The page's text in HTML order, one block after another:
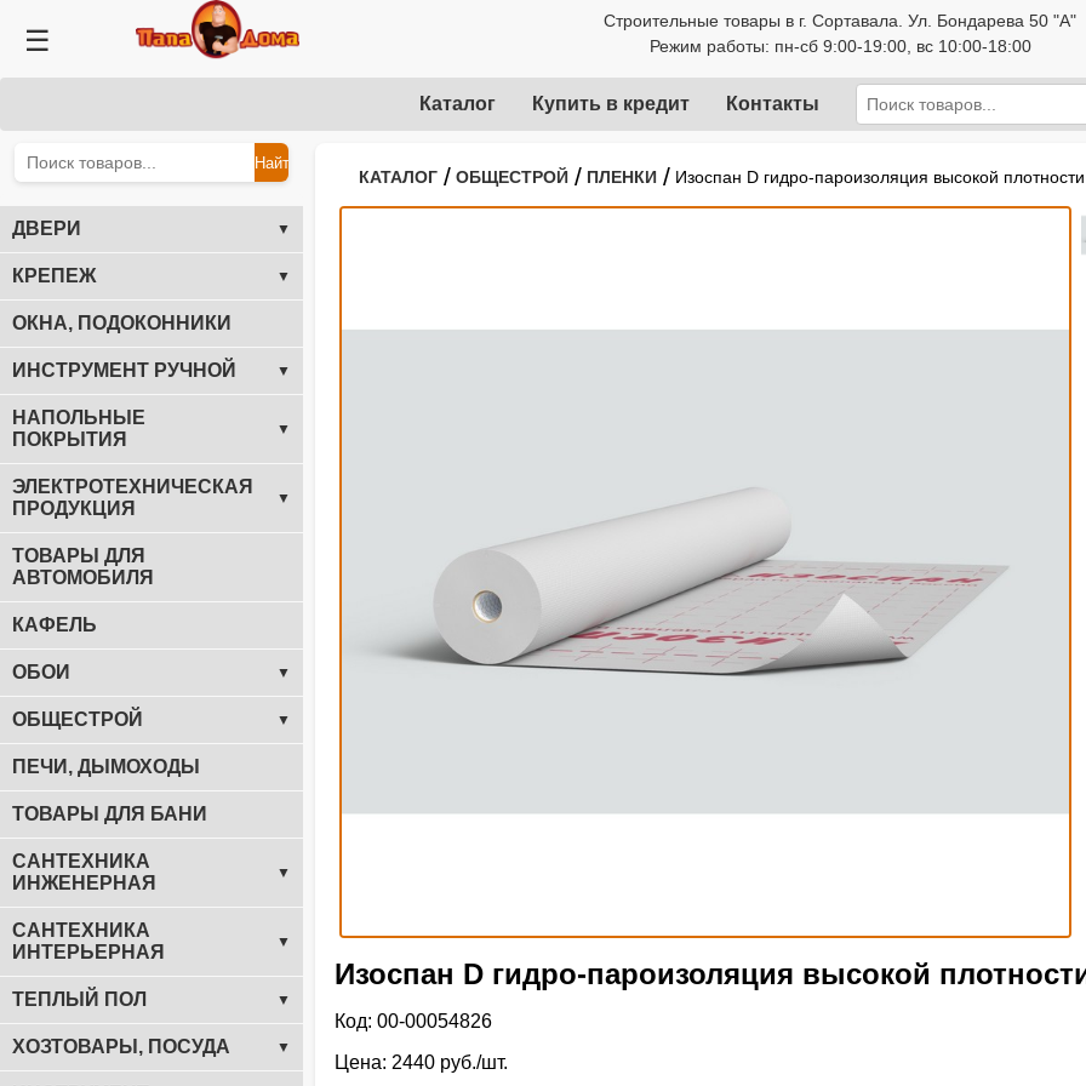
☰
Строительные товары в г. Сортавала. Ул. Бондарева 50 "А"
Режим работы: пн-сб 9:00-19:00, вс 10:00-18:00
Каталог Купить в кредит Контакты
Найти
ДВЕРИ ▼
КРЕПЕЖ ▼
ОКНА, ПОДОКОННИКИ
ИНСТРУМЕНТ РУЧНОЙ ▼
НАПОЛЬНЫЕ
ПОКРЫТИЯ
▼
ЭЛЕКТРОТЕХНИЧЕСКАЯ
ПРОДУКЦИЯ
▼
ТОВАРЫ ДЛЯ
АВТОМОБИЛЯ
КАФЕЛЬ
ОБОИ ▼
ОБЩЕСТРОЙ ▼
ПЕЧИ, ДЫМОХОДЫ
ТОВАРЫ ДЛЯ БАНИ
САНТЕХНИКА
ИНЖЕНЕРНАЯ
▼
САНТЕХНИКА
ИНТЕРЬЕРНАЯ
▼
ТЕПЛЫЙ ПОЛ ▼
ХОЗТОВАРЫ, ПОСУДА ▼
КАТАЛОГ / ОБЩЕСТРОЙ / ПЛЕНКИ / Изоспан D гидро-пароизоляция высокой
Изоспан D гидро-пароизоляция высокой
Код: 00-00054826
Цена: 2440 руб./шт.